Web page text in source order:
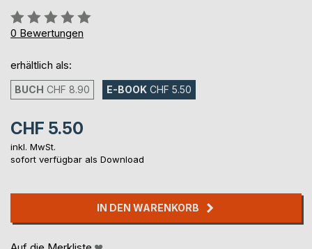
Bewertung::
0%
0 Bewertungen
erhältlich als:
BUCH CHF 8.90 E-BOOK CHF 5.50
CHF 5.50
inkl. MwSt.
sofort verfügbar als Download
IN DEN WARENKORB